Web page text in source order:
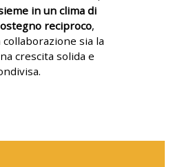
in un clima di
reciproco,
sia la
crescita solida e